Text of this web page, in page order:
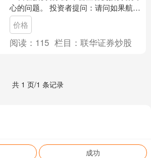
心的问题。 投资者提问：请问如果航运
价格上涨，对公司的物流业务会有影响
吗？ 万林....
价格
阅读： 115 栏目：联华证券炒股
共 1 页/1 条记录
成功